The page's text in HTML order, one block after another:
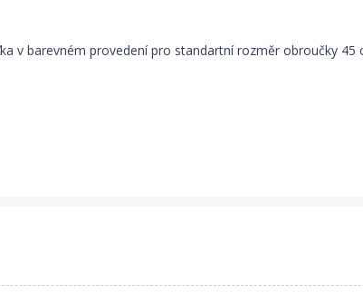
v barevném provedení pro standartní rozměr obroučky 45